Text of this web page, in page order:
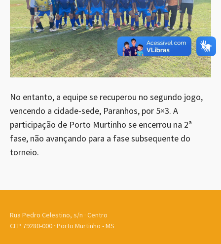
No entanto, a equipe se recuperou no segundo jogo,
vencendo a cidade-sede, Paranhos, por 5×3. A
participação de Porto Murtinho se encerrou na 2ª
fase, não avançando para a fase subsequente do
torneio.
Rua Pedro Celestino, s/n · Centro
CEP 79280-000 · Porto Murtinho - MS